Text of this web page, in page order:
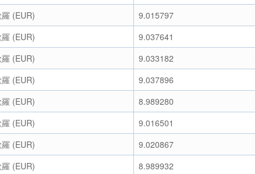
(EUR) 9.015797
(EUR) 9.037641
(EUR) 9.033182
(EUR) 9.037896
(EUR) 8.989280
(EUR) 9.016501
(EUR) 9.020867
(EUR) 8.989932